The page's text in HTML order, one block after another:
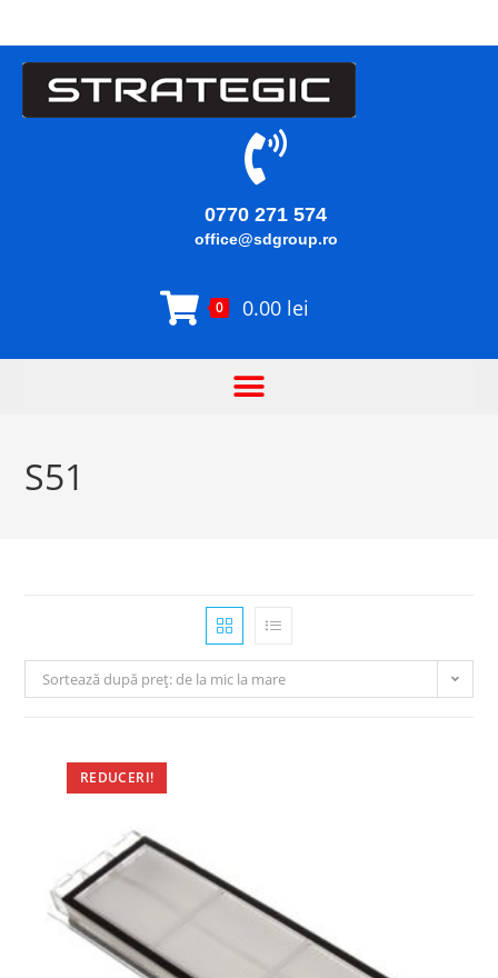
0770 271 574
office@sdgroup.ro
0 0.00 lei
S51
Sortează după preț: de la mic la mare
REDUCERI!